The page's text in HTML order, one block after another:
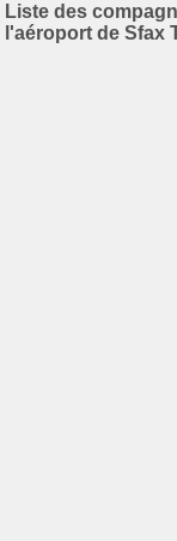
Liste des
l'aéroport de Sfax